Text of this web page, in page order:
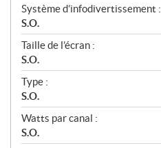
Système d’infodivertissement :
S.O.
Taille de l’écran :
S.O.
Type :
S.O.
Watts par canal :
S.O.